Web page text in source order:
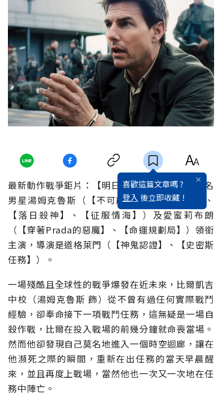
喜歡這篇文章嗎 ?
登入 後立即收藏 !
最新動作戰爭鉅片：【明日邊界】由奧斯卡獎提名
男星湯姆克魯斯（【不可能的任務】電影系列、
【落日殺神】、【征服情海】）及愛蜜莉布朗
（【穿著Prada的惡魔】、【命運規劃局】）領銜
主演，導演是道格萊門（【神鬼認證】、【史密斯
任務】）。
一場殘酷且全球性的戰爭爆發在近未來，比爾凱吉
中校（湯姆克魯斯 飾）從不曾有過任何實際戰鬥
經驗，卻奉命接下一項戰鬥任務，這無疑是一場自
殺作戰，比爾在投入戰場的前幾分鐘就命喪當場。
然而他卻發現自己莫名地進入一個時空迴廊，讓在
他瀕死之際的瞬間，重新在出任務的當天早晨醒
來，並且再度上戰場，當然他也一次又一次地在任
務中陣亡。